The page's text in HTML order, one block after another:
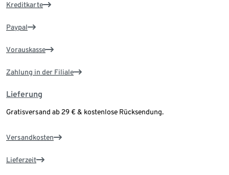
Kreditkarte
Paypal
Vorauskasse
Zahlung in der Filiale
Lieferung
Gratisversand ab 29 € & kostenlose Rücksendung.
Versandkosten
Lieferzeit